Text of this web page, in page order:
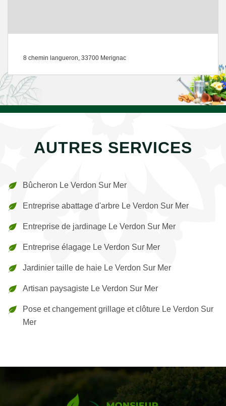
8 chemin langueron, 33700 Merignac
AUTRES SERVICES
Bûcheron Le Verdon Sur Mer
Entreprise abattage d'arbre Le Verdon Sur Mer
Entreprise de jardinage Le Verdon Sur Mer
Entreprise élagage Le Verdon Sur Mer
Jardinier taille de haie Le Verdon Sur Mer
Artisan paysagiste Le Verdon Sur Mer
Pose et changement grillage et clôture Le Verdon Sur
Mer